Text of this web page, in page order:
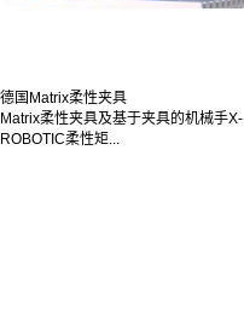
德国Matrix柔性夹具
Matrix柔性夹具及基于夹具的机械手X-
ROBOTIC柔性矩...